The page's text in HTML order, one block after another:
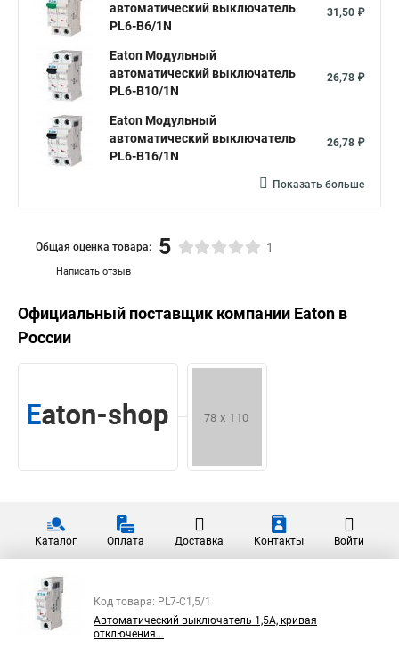
автоматический выключатель
PL6-B6/1N
31,50 ₽
Eaton Модульный
автоматический выключатель
PL6-B10/1N
26,78 ₽
Eaton Модульный
автоматический выключатель
PL6-B16/1N
26,78 ₽
Показать больше
Написать отзыв
Общая оценка товара: 5 1
Официальный поставщик компании Eaton в
России
Каталог Оплата Доставка Контакты Войти
Код товара: PL7-C1,5/1
Автоматический выключатель 1,5А, кривая
отключения...